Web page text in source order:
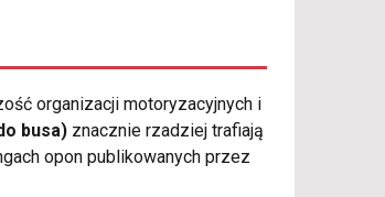
organizacji motoryzacyjnych i
busa) znacznie rzadziej trafiają
opon publikowanych przez